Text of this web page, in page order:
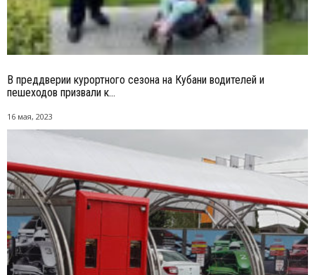
В преддверии курортного сезона на Кубани водителей и
пешеходов призвали к...
16 мая, 2023